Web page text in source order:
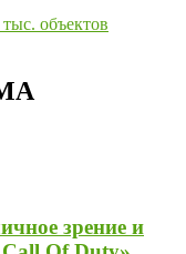
объектов
зрение и